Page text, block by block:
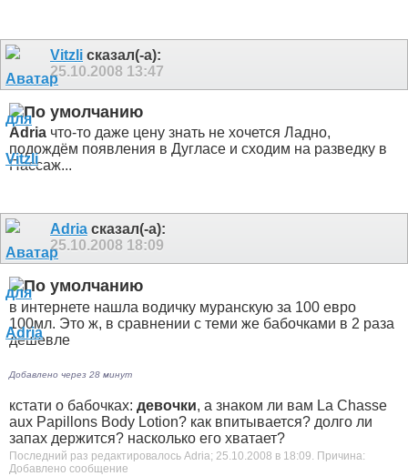
Vitzli сказал(-а):
25.10.2008 13:47
Adria что-то даже цену знать не хочется Ладно,
подождём появления в Дугласе и сходим на разведку в
Пассаж...
Adria сказал(-а):
25.10.2008 18:09
в интернете нашла водичку муранскую за 100 евро
100мл. Это ж, в сравнении с теми же бабочками в 2 раза
дешевле
Добавлено через 28 минут
кстати о бабочках: девочки, а знаком ли вам La Chasse
aux Papillons Body Lotion? как впитывается? долго ли
запах держится? насколько его хватает?
Последний раз редактировалось Adria; 25.10.2008 в 18:09. Причина:
Добавлено сообщение